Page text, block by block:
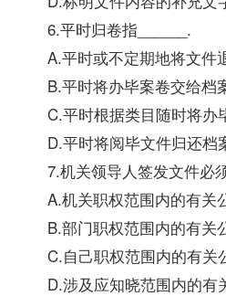
6.平时归卷指______.
A.平时或不定期地将文件
B.平时将办毕案卷交给档
C.平时根据类目随时将办
D.平时将阅毕文件归还档
7.机关领导人签发文件必
A.机关职权范围内的有关
B.部门职权范围内的有关
C.自己职权范围内的有关
D.涉及应知晓范围内的有